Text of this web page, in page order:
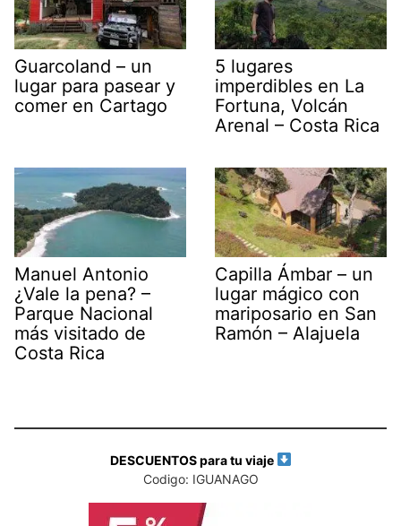
Guarcoland – un
lugar para pasear y
comer en Cartago
5 lugares
imperdibles en La
Fortuna, Volcán
Arenal – Costa Rica
Manuel Antonio
¿Vale la pena? –
Parque Nacional
más visitado de
Costa Rica
Capilla Ámbar – un
lugar mágico con
mariposario en San
Ramón – Alajuela
DESCUENTOS para tu viaje
Codigo: IGUANAGO